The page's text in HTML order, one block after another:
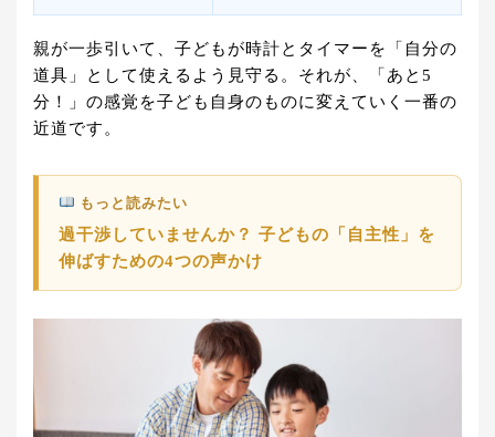
親が一歩引いて、子どもが時計とタイマーを「自分の
道具」として使えるよう見守る。それが、「あと5
分！」の感覚を子ども自身のものに変えていく一番の
近道です。
もっと読みたい
過干渉していませんか？ 子どもの「自主性」を
伸ばすための4つの声かけ